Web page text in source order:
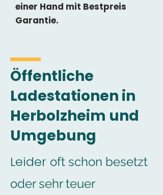
einer Hand mit Bestpreis
Garantie.
Öffentliche
Ladestationen in
Herbolzheim und
Umgebung
Leider oft schon besetzt
oder sehr teuer